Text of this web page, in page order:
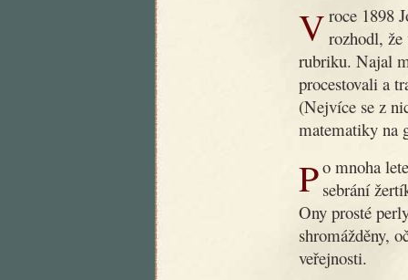
V roce 1898 Jos. R. Vilímek, slovutný český nakladatel, rozhodl,
rubriku. Najal
procestovali a
(Nejvíce se z
matematiky na
Po mnoha letech byla nyní podniknuta nová práce, záležející v sebrání
Ony prosté
shromážděny,
veřejnosti.